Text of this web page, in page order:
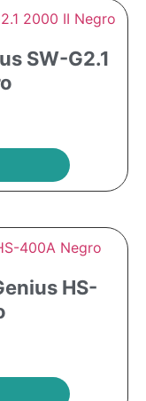
SW-G2.1
HS-